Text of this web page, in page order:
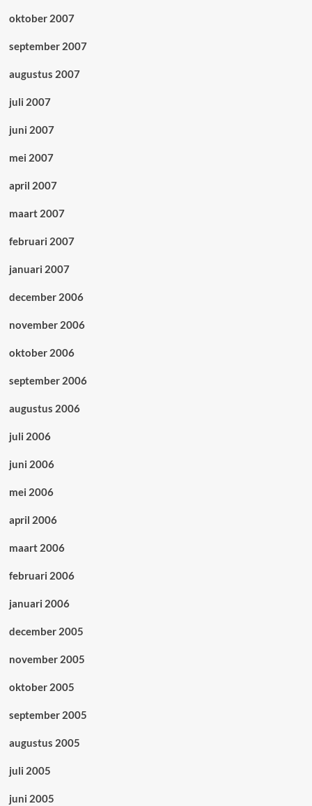
oktober 2007
september 2007
augustus 2007
juli 2007
juni 2007
mei 2007
april 2007
maart 2007
februari 2007
januari 2007
december 2006
november 2006
oktober 2006
september 2006
augustus 2006
juli 2006
juni 2006
mei 2006
april 2006
maart 2006
februari 2006
januari 2006
december 2005
november 2005
oktober 2005
september 2005
augustus 2005
juli 2005
juni 2005